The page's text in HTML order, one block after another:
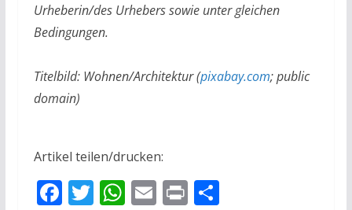
Urheberin/des Urhebers sowie unter gleichen
Bedingungen.
Titelbild: Wohnen/Architektur (pixabay.com; public
domain)
Artikel teilen/drucken:
F T W E PrT